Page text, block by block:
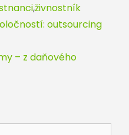
,živnostník
outsourcing
– z daňového